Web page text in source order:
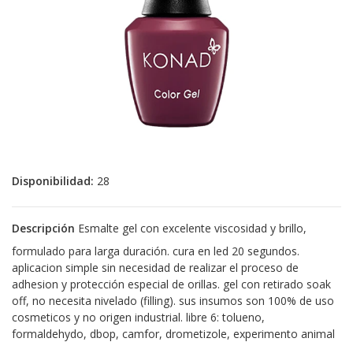
Disponibilidad: 28
Descripción Esmalte gel con excelente viscosidad y brillo,
formulado para larga duración. cura en led 20 segundos.
aplicacion simple sin necesidad de realizar el proceso de
adhesion y protección especial de orillas. gel con retirado soak
off, no necesita nivelado (filling). sus insumos son 100% de uso
cosmeticos y no origen industrial. libre 6: tolueno,
formaldehydo, dbop, camfor, drometizole, experimento animal